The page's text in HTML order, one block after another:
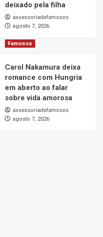
deixado pela filha
assessoriadefamosos
agosto 7, 2026
Famosos
Carol Nakamura deixa
romance com Hungria
em aberto ao falar
sobre vida amorosa
assessoriadefamosos
agosto 7, 2026